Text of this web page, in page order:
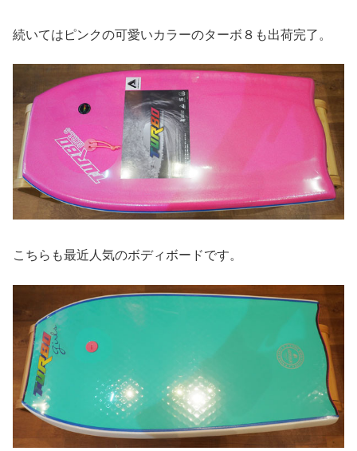
続いてはピンクの可愛いカラーのターボ８も出荷完了。
こちらも最近人気のボディボードです。